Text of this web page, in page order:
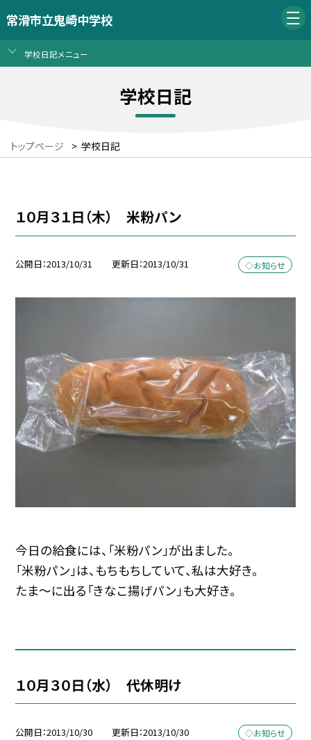
常滑市立鬼崎中学校
学校日記メニュー
学校日記
トップページ > 学校日記
１０月３１日（木） 米粉パン
公開日 2013/10/31 更新日 2013/10/31 ◇お知らせ
今日の給食には、「米粉パン」が出ました。
「米粉パン」は、もちもちしていて、私は大好き。
たま〜に出る「きなこ揚げパン」も大好き。
１０月３０日（水） 代休明け
公開日 2013/10/30 更新日 2013/10/30 ◇お知らせ